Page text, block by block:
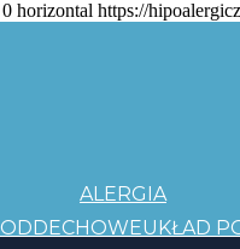
0 horizontal https://
ALERGIA
UKŁAD